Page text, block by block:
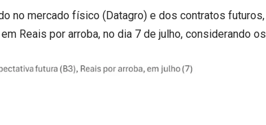
no mercado físico (Datagro) e dos contratos futuros,
Reais por arroba, no dia 7 de julho, considerando os